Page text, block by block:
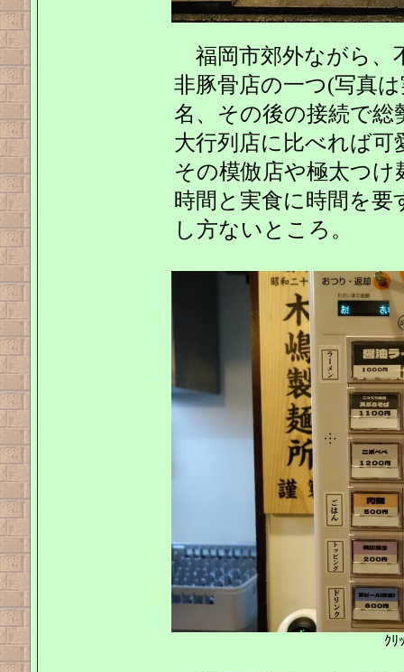
福岡市郊外ながら、
非豚骨店の一つ(写真
名、その後の接続で総
大行列店に比べれば
その模倣店や極太つけ
時間と実食に時間を
し方ないところ。
ｸﾘ